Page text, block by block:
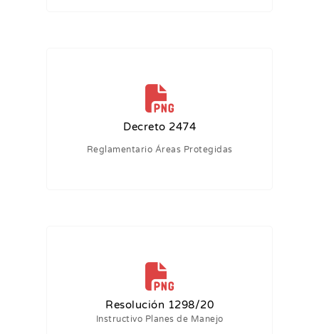
Decreto 2474
Reglamentario Áreas Protegidas
Resolución 1298/20
Instructivo Planes de Manejo